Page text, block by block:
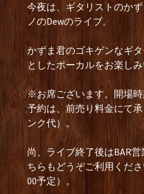
今夜は、ギタリストのか
ノのDewのライブ。
かずま君のゴキゲンなギ
としたボーカルをお楽しみ
※お席ございます。開場時
予約は、前売り料金にて
ンク代）。
尚、ライブ終了後はBAR
ちらもどうぞご利用くださ
00予定）。